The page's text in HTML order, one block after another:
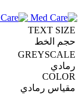
TEXT SIZE
حجم الخط
GREYSCALE
رمادي
COLOR
مقياس رمادي